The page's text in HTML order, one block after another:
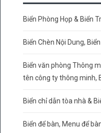
Biển Phòng Họp & Biển
Biển Chèn Nội Dung,
Biển văn phòng Thông
tên công ty thông minh,
Biển chỉ dẫn tòa nhà &
Biển để bàn, Menu để